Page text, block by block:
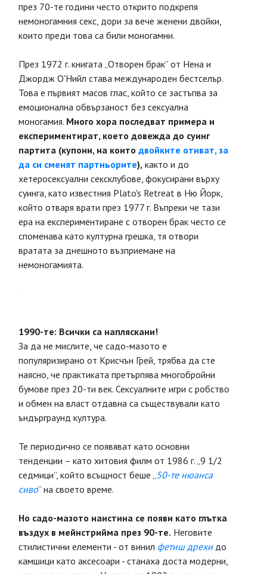
през 70-те години често открито подкрепя
немоногамния секс, дори за вече женени двойки,
които преди това са били моногамни.
През 1972 г. книгата „Отворен брак” от Нена и
Джордж О'Нийл става международен бестселър.
Това е първият масов глас, който се застъпва за
емоционална обвързаност без сексуална
моногамия. Много хора последват примера и
експериментират, което довежда до суинг
партита (купони, на които двойките отиват, за
да си сменят партньорите), както и до
хетеросексуални сексклубове, фокусирани върху
суинга, като известния Plato's Retreat в Ню Йорк,
който отваря врати през 1977 г. Въпреки че тази
ера на експериментиране с отворен брак често се
споменава като културна грешка, тя отвори
вратата за днешното възприемане на
немоногамията.
1990-те: Всички са напляскани!
За да не мислите, че садо-мазото е
популяризирано от Крисчън Грей, трябва да сте
наясно, че практиката претърпява многобройни
бумове през 20-ти век. Сексуалните игри с робство
и обмен на власт отдавна са съществували като
ъндърграунд култура.
Те периодично се появяват като основни
тенденции – като хитовия филм от 1986 г. „9 1/2
седмици”, който всъщност беше „50-те нюанса
сиво” на своето време.
Но садо-мазото наистина се появи като глътка
въздух в мейнстрийма през 90-те. Неговите
стилистични елементи - от винил фетиш дрехи до
камшици като аксесоари - станаха доста модерни,